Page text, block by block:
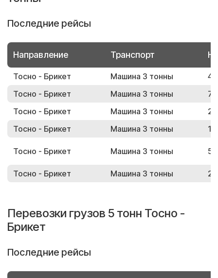
Последние рейсы
Направление Транспорт
Тосно - Брикет Машина 3 тонны
Тосно - Брикет
Машина 3 тонны
Тосно - Брикет
Машина 3 тонны
Тосно - Брикет
Машина 3 тонны
Тосно - Брикет Машина 3 тонны
Тосно - Брикет Машина 3 тонны
Перевозки грузов 5 тонн Тосно -
Брикет
Последние рейсы